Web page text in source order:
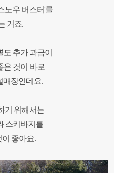
노우 버스터'를
거죠.
추가 과금이
은 것이 바로
매장인데요.
기 위해서는
스키바지를
좋아요.